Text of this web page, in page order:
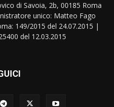
di Savoia, 2b, 00185 Roma
unico: Matteo Fago
149/2015 del 24.07.2015 |
del 12.03.2015